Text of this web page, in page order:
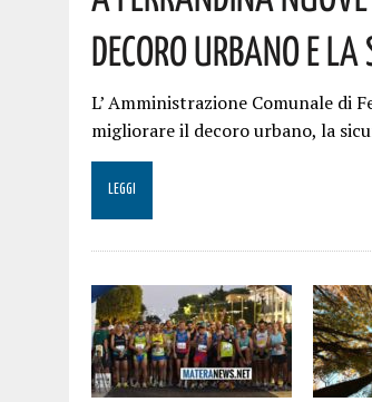
Decoro Urbano E
L’ Amministrazione Comunale di
migliorare il decoro urbano, la
LEGGI